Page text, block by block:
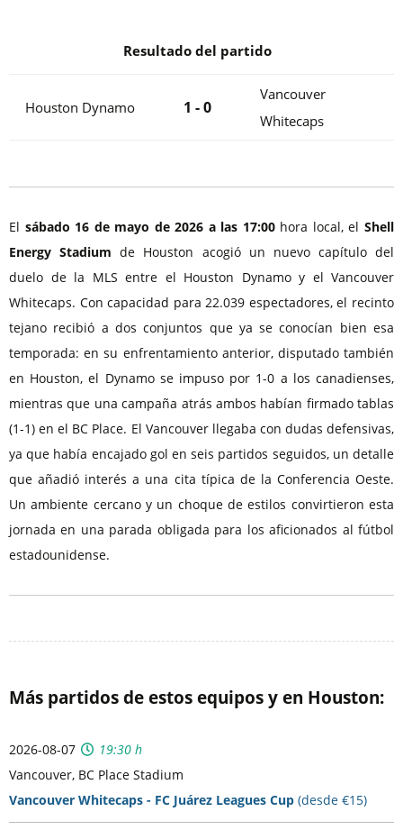
Resultado del partido
Houston Dynamo 1 - 0
Vancouver
Whitecaps
El sábado 16 de mayo de 2026 a las 17:00hora local, elShell
Energy Stadium de Houston acogió un nuevo capítulo del
duelo de la MLS entre el Houston Dynamo y el Vancouver
Whitecaps. Con capacidad para 22.039 espectadores, el recinto
tejano recibió a dos conjuntos que ya se conocían bien esa
temporada: en su enfrentamiento anterior, disputado también
en Houston, el Dynamo se impuso por 1-0 a los canadienses,
mientras que una campaña atrás ambos habían firmado tablas
(1-1) en el BC Place. El Vancouver llegaba con dudas defensivas,
ya que había encajado gol en seis partidos seguidos, un detalle
que añadió interés a una cita típica de la Conferencia Oeste.
Un ambiente cercano y un choque de estilos convirtieron esta
jornada en una parada obligada para los aficionados al fútbol
estadounidense.
Más partidos de estos equipos y en Houston:
2026-08-07
19:30 h
Vancouver, BC Place Stadium
Vancouver Whitecaps - FC Juárez Leagues Cup (desde €15)